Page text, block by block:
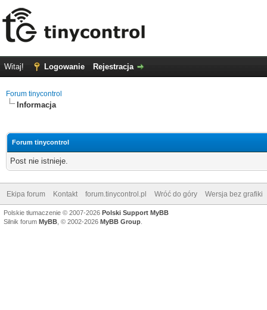
Witaj! Logowanie Rejestracja
Forum tinycontrol
Informacja
Forum tinycontrol
Post nie istnieje.
Ekipa forum Kontakt forum.tinycontrol.pl Wróć do góry Wersja bez grafiki
Polskie tłumaczenie © 2007-2026 Polski Support MyBB
Silnik forum MyBB , © 2002-2026 MyBB Group